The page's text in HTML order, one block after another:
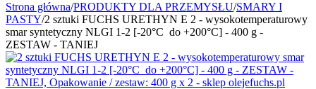
Strona główna/PRODUKTY DLA PRZEMYSŁU/SMARY I
PASTY/2 sztuki FUCHS URETHYN E 2 - wysokotemperaturowy
smar syntetyczny NLGI 1-2 [-20°C do +200°C] - 400 g -
ZESTAW - TANIEJ